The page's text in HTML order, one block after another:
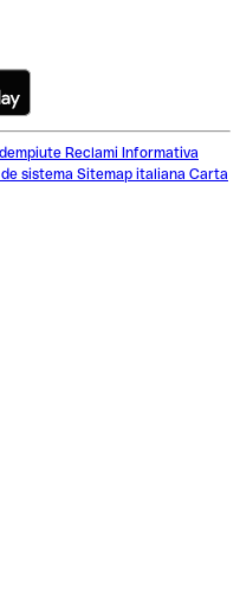
Reclami Informativa
sistema Sitemap italiana Carta